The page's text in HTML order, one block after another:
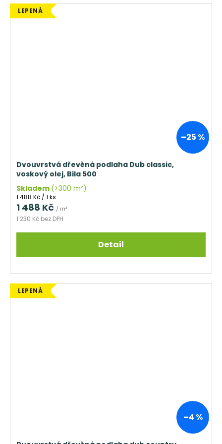
LEPENÁ
–25 %
Dvouvrstvá dřevěná podlaha Dub classic,
voskový olej, Bila 500
Skladem (>300 m²)
1 230 Kč bez DPH
1 488 Kč / m²
Měrná
cena:
1 488 Kč / 1 ks
Detail
LEPENÁ
–4 %